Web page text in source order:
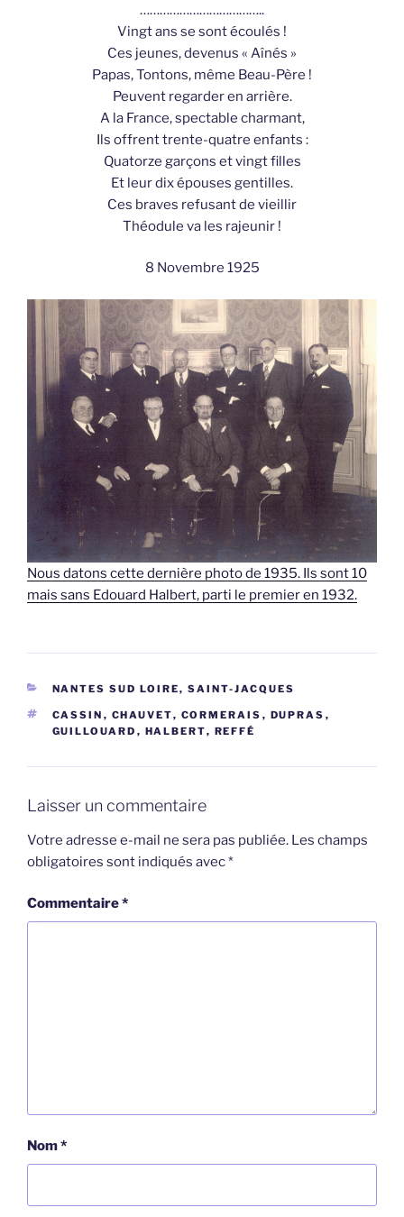
………………………………..
Vingt ans se sont écoulés !
Ces jeunes, devenus « Aînés »
Papas, Tontons, même Beau-Père !
Peuvent regarder en arrière.
A la France, spectable charmant,
Ils offrent trente-quatre enfants :
Quatorze garçons et vingt filles
Et leur dix épouses gentilles.
Ces braves refusant de vieillir
Théodule va les rajeunir !
8 Novembre 1925
Nous datons cette dernière photo de 1935. Ils sont 10
mais sans Edouard Halbert, parti le premier en 1932.
CATÉGORIES
NANTES SUD LOIRE, SAINT-JACQUES
ÉTIQUETTES
CASSIN , CHAUVET, CORMERAIS , DUPRAS ,
GUILLOUARD , HALBERT, REFFÉ
Laisser un commentaire
Votre adresse e-mail ne sera pas publiée. Les champs
obligatoires sont indiqués avec*
Commentaire*
Nom*